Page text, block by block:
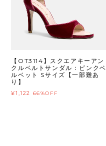
【OT3114】スクエアキーアン
クルベルトサンダル：ピンクベ
ルベット Sサイズ【一部難あ
り】
¥1,122 66%OFF